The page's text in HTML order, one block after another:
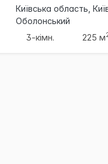
Київська область,
Оболонський
3-кімн.
225 м